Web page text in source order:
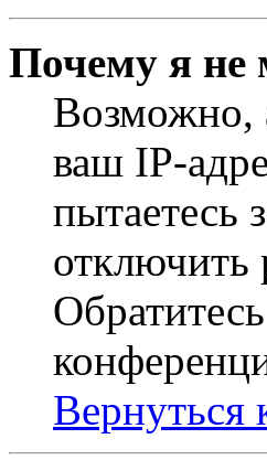
Почему я не
Возможно,
ваш IP-
пытаетесь
отключить
Вернуться